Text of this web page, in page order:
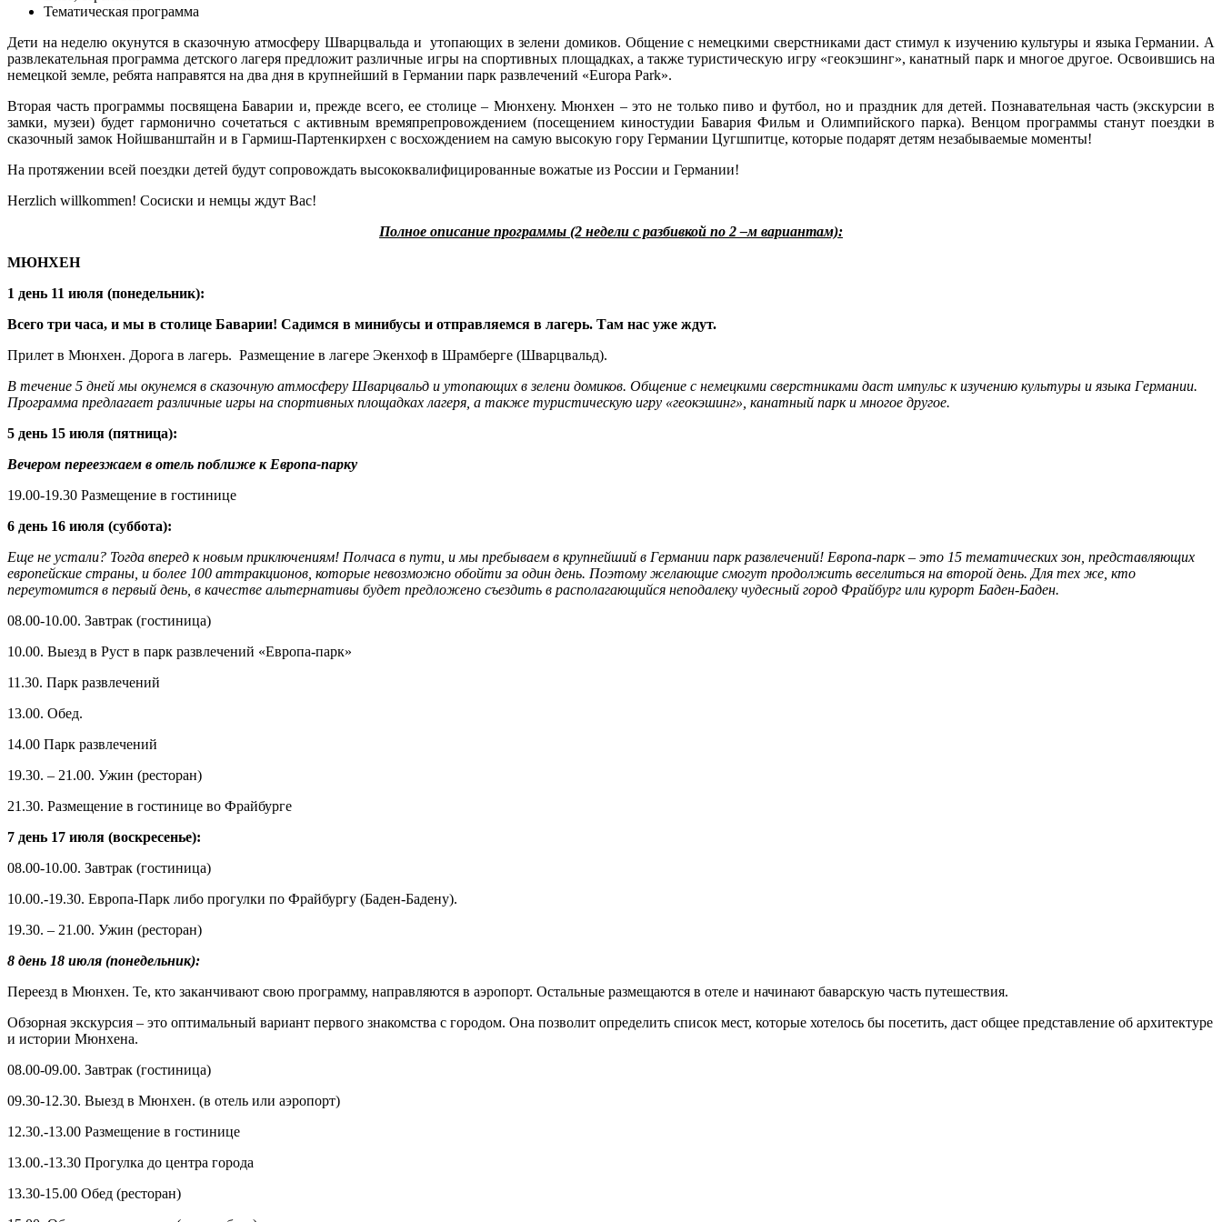
Тематическая программа
Дети на неделю окунутся в сказочную атмосферу Шварцвальда и утопающих в зелени домиков. Общение с немецкими сверстниками даст стимул к изучению культуры и языка Германии. А
развлекательная программа детского лагеря предложит различные игры на спортивных площадках, а также туристическую игру «геокэшинг», канатный парк и многое другое. Освоившись на
немецкой земле, ребята направятся на два дня в крупнейший в Германии парк развлечений «Europa Park».
Вторая часть программы посвящена Баварии и, прежде всего, ее столице – Мюнхену. Мюнхен – это не только пиво и футбол, но и праздник для детей. Познавательная часть (экскурсии в
замки, музеи) будет гармонично сочетаться с активным времяпрепровождением (посещением киностудии Бавария Фильм и Олимпийского парка). Венцом программы станут поездки в
сказочный замок Нойшванштайн и в Гармиш-Партенкирхен с восхождением на самую высокую гору Германии Цугшпитце, которые подарят детям незабываемые моменты!
На протяжении всей поездки детей будут сопровождать высококвалифицированные вожатые из России и Германии!
Herzlich willkommen! Сосиски и немцы ждут Вас!
Полное описание программы (2 недели с разбивкой по 2 –м вариантам):
МЮНХЕН
1 день 11 июля (понедельник):
Всего три часа, и мы в столице Баварии! Садимся в минибусы и отправляемся в лагерь. Там нас уже ждут.
Прилет в Мюнхен. Дорога в лагерь. Размещение в лагере Экенхоф в Шрамберге (Шварцвальд).
В течение 5 дней мы окунемся в сказочную атмосферу Шварцвальд и утопающих в зелени домиков. Общение с немецкими сверстниками даст импульс к изучению культуры и языка Германии.
Программа предлагает различные игры на спортивных площадках лагеря, а также туристическую игру «геокэшинг», канатный парк и многое другое.
5 день 15 июля (пятница):
Вечером переезжаем в отель поближе к Европа-парку
19.00-19.30 Размещение в гостинице
6 день 16 июля (суббота):
Еще не устали? Тогда вперед к новым приключениям! Полчаса в пути, и мы пребываем в крупнейший в Германии парк развлечений! Европа-парк – это 15 тематических зон, представляющих
европейские страны, и более 100 аттракционов, которые невозможно обойти за один день. Поэтому желающие смогут продолжить веселиться на второй день. Для тех же, кто
переутомится в первый день, в качестве альтернативы будет предложено съездить в располагающийся неподалеку чудесный город Фрайбург или курорт Баден-Баден.
08.00-10.00. Завтрак (гостиница)
10.00. Выезд в Руст в парк развлечений «Европа-парк»
11.30. Парк развлечений
13.00. Обед.
14.00 Парк развлечений
19.30. – 21.00. Ужин (ресторан)
21.30. Размещение в гостинице во Фрайбурге
7 день 17 июля (воскресенье):
08.00-10.00. Завтрак (гостиница)
10.00.-19.30. Европа-Парк либо прогулки по Фрайбургу (Баден-Бадену).
19.30. – 21.00. Ужин (ресторан)
8 день 18 июля (понедельник):
Переезд в Мюнхен. Те, кто заканчивают свою программу, направляются в аэропорт. Остальные размещаются в отеле и начинают баварскую часть путешествия.
Обзорная экскурсия – это оптимальный вариант первого знакомства с городом. Она позволит определить список мест, которые хотелось бы посетить, даст общее представление об архитектуре
и истории Мюнхена.
08.00-09.00. Завтрак (гостиница)
09.30-12.30. Выезд в Мюнхен. (в отель или аэропорт)
12.30.-13.00 Размещение в гостинице
13.00.-13.30 Прогулка до центра города
13.30-15.00 Обед (ресторан)